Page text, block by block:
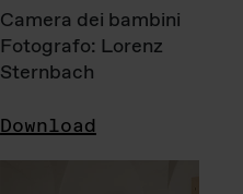
Camera dei bambini
Fotografo: Lorenz
Sternbach
Download